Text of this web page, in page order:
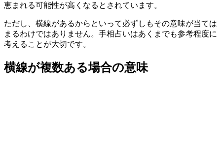
恵まれる可能性が高くなるとされています。
ただし、横線があるからといって必ずしもその意味が当ては
まるわけではありません。手相占いはあくまでも参考程度に
考えることが大切です。
横線が複数ある場合の意味